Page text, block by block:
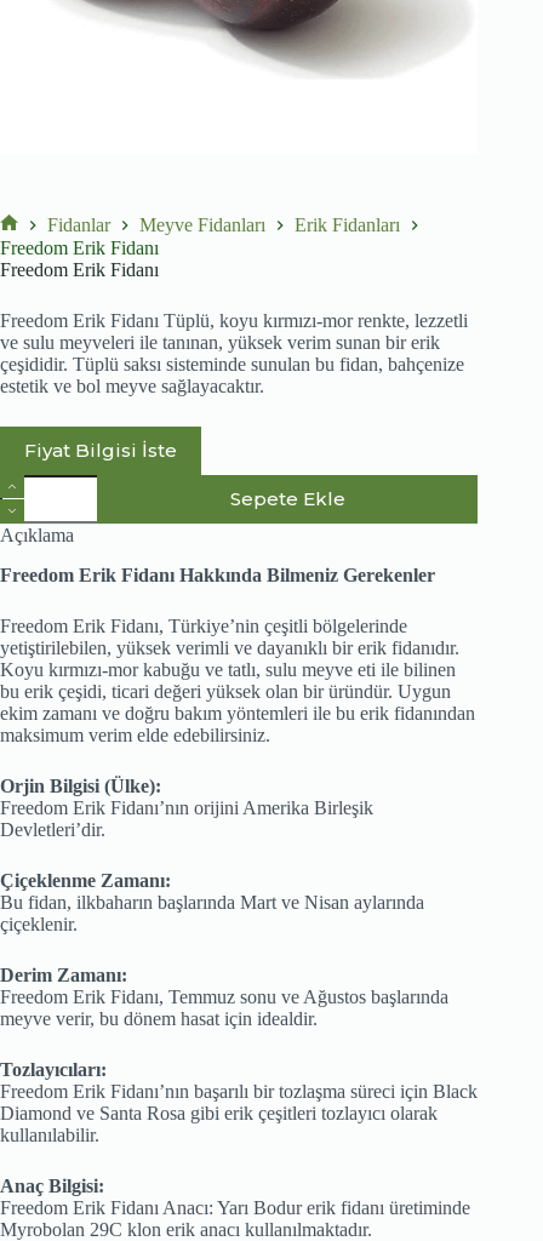
No
title
Fidanlar Meyve Fidanları
Erik Fidanları
Freedom Erik Fidanı
Freedom Erik Fidanı
Freedom Erik Fidanı Tüplü, koyu kırmızı-mor renkte, lezzetli
ve sulu meyveleri ile tanınan, yüksek verim sunan bir erik
çeşididir. Tüplü saksı sisteminde sunulan bu fidan, bahçenize
estetik ve bol meyve sağlayacaktır.
Fiyat Bilgisi İste
Freedom
Erik
Fidanı
adet
Sepete Ekle
Açıklama
Freedom Erik Fidanı Hakkında Bilmeniz Gerekenler
Freedom Erik Fidanı, Türkiye’nin çeşitli bölgelerinde
yetiştirilebilen, yüksek verimli ve dayanıklı bir erik fidanıdır.
Koyu kırmızı-mor kabuğu ve tatlı, sulu meyve eti ile bilinen
bu erik çeşidi, ticari değeri yüksek olan bir üründür. Uygun
ekim zamanı ve doğru bakım yöntemleri ile bu erik fidanından
maksimum verim elde edebilirsiniz.
Orjin Bilgisi (Ülke):
Freedom Erik Fidanı’nın orijini Amerika Birleşik
Devletleri’dir.
Çiçeklenme Zamanı:
Bu fidan, ilkbaharın başlarında Mart ve Nisan aylarında
çiçeklenir.
Derim Zamanı:
Freedom Erik Fidanı, Temmuz sonu ve Ağustos başlarında
meyve verir, bu dönem hasat için idealdir.
Tozlayıcıları:
Freedom Erik Fidanı’nın başarılı bir tozlaşma süreci için Black
Diamond ve Santa Rosa gibi erik çeşitleri tozlayıcı olarak
kullanılabilir.
Anaç Bilgisi:
Freedom Erik Fidanı Anacı: Yarı Bodur erik fidanı üretiminde
Myrobolan 29C klon erik anacı kullanılmaktadır.